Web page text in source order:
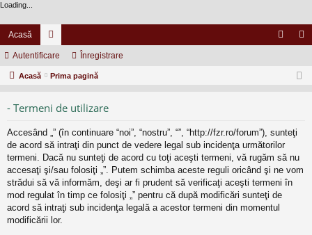
Loading...
Acasă
or
u eg
Autentificare Înregistrare
Acasă Prima pagină
- Termeni de utilizare
Accesând „” (în continuare “noi”, “nostru”, “”, “http://fzr.ro/forum”), sunteţi
de acord să intraţi din punct de vedere legal sub incidenţa următorilor
termeni. Dacă nu sunteţi de acord cu toţi aceşti termeni, vă rugăm să nu
accesaţi şi/sau folosiţi „”. Putem schimba aceste reguli oricând şi ne vom
strădui să vă informăm, deşi ar fi prudent să verificaţi aceşti termeni în
mod regulat în timp ce folosiţi „” pentru că după modificări sunteţi de
acord să intraţi sub incidenţa legală a acestor termeni din momentul
modificării lor.